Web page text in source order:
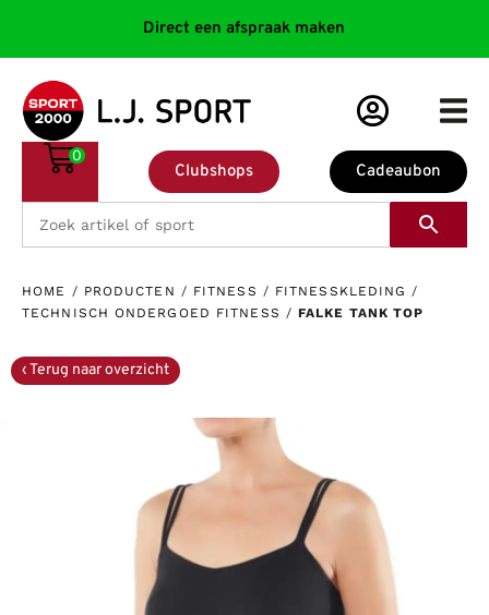
Direct een afspraak maken
Cadeaubon
Clubshops
0
HOME / PRODUCTEN / FITNESS / FITNESSKLEDING /
TECHNISCH ONDERGOED FITNESS /FALKE TANK TOP